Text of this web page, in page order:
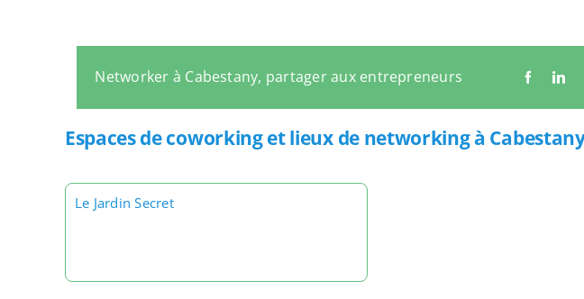
Networker à Cabestany, partager aux entrepreneurs
Espaces de coworking et lieux de networking à
Le Jardin Secret